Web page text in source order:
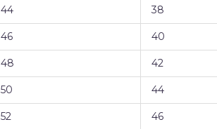
44 38
46 40
48 42
50 44
52 46